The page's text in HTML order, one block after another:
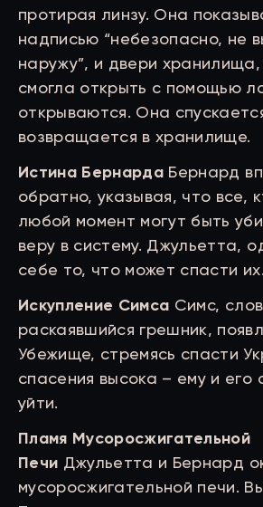
протирая линзу. Она
надписью “небезопасно, не
наружу”, и двери
смогла открыть с помощью
открываются. Она
возвращается в хранилище.
Истина Бернарда Бернард
обратно, указывая, что все,
любой момент могут быть
веру в систему. Джульетта,
себе то, что может спасти их.
Искупление Симса Симс,
раскаявшийся грешник,
Убежище, стремясь спасти
спасения высока – ему и его
уйти.
Пламя Мусоросжигательной
Печи Джульетта и Бернард
мусоросжигательной печи.